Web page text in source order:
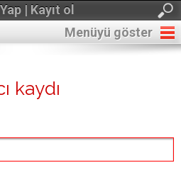
| Kayıt ol
Menüyü göster
kaydı